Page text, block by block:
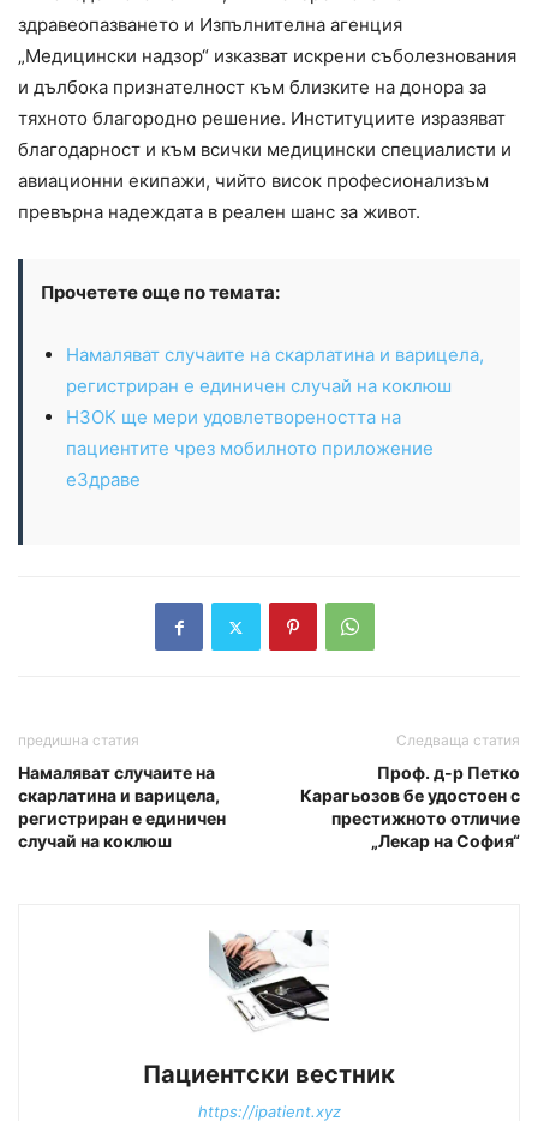
здравеопазването и Изпълнителна агенция
„Медицински надзор“ изказват искрени съболезнования
и дълбока признателност към близките на донора за
тяхното благородно решение. Институциите изразяват
благодарност и към всички медицински специалисти и
авиационни екипажи, чийто висок професионализъм
превърна надеждата в реален шанс за живот.
Прочетете още по темата:
Намаляват случаите на скарлатина и варицела,
регистриран е единичен случай на коклюш
НЗОК ще мери удовлетвореността на
пациентите чрез мобилното приложение
еЗдраве
предишна статия
Намаляват случаите на
скарлатина и варицела,
регистриран е единичен
случай на коклюш
Следваща статия
Проф. д-р Петко
Карагьозов бе удостоен с
престижното отличие
„Лекар на София“
Пациентски вестник
https://ipatient.xyz